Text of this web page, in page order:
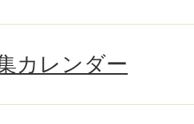
カレンダー